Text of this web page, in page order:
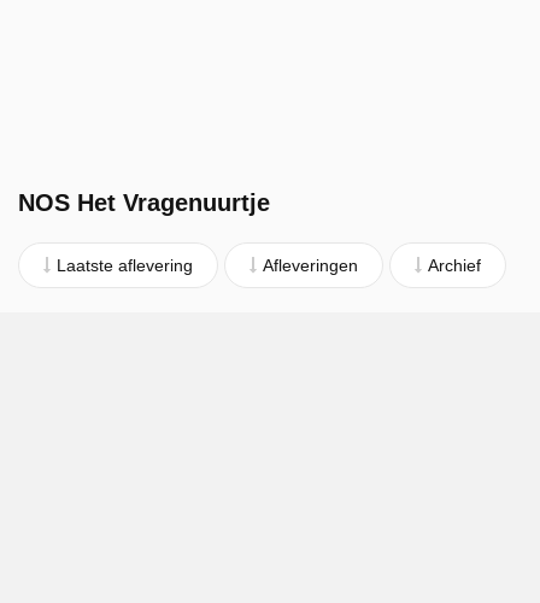
NOS Het Vragenuurtje
Laatste aflevering Afleveringen Archief